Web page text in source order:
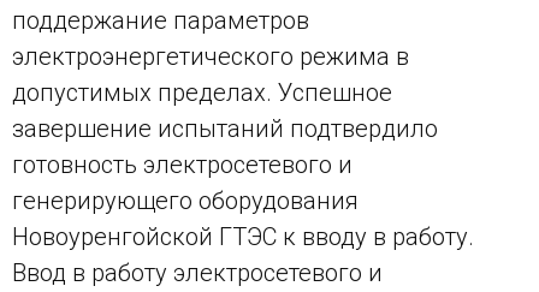
поддержание параметров
электроэнергетического режима в
допустимых пределах. Успешное
завершение испытаний подтвердило
готовность электросетевого и
генерирующего оборудования
Новоуренгойской ГТЭС к вводу в работу.
Ввод в работу электросетевого и